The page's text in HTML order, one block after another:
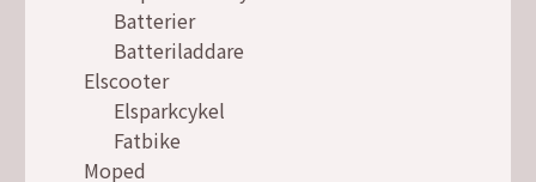
Batterier
Batteriladdare
Elscooter
Elsparkcykel
Fatbike
Moped